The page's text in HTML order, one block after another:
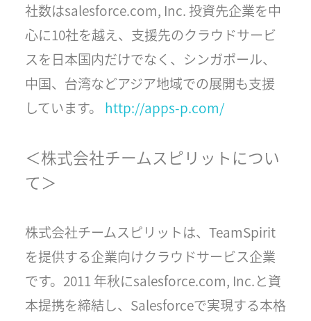
社数はsalesforce.com, Inc. 投資先企業を中
心に10社を越え、支援先のクラウドサービ
スを日本国内だけでなく、シンガポール、
中国、台湾などアジア地域での展開も支援
しています。 http://apps-p.com/
＜株式会社チームスピリットについ
て＞
株式会社チームスピリットは、TeamSpirit
を提供する企業向けクラウドサービス企業
です。2011 年秋にsalesforce.com, Inc.と資
本提携を締結し、Salesforceで実現する本格